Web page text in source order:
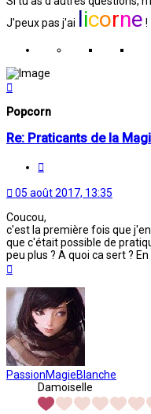
J'peux pas j'ai licorne !
Popcorn
Re: Praticants de la
05 août 2017, 13:35
Coucou,
c'est la première fois que
que c'était possible de
peu plus ? A quoi ca sert ?
PassionMagieBlanche
Damoiselle